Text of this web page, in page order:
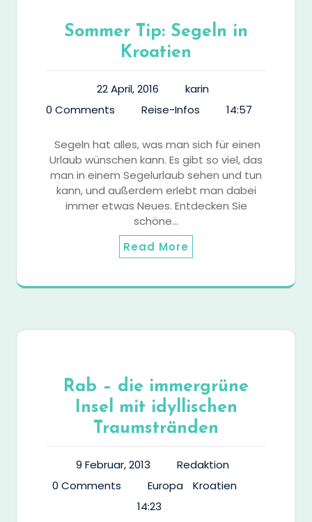
Sommer Tip: Segeln in
Kroatien
22 April, 2016
karin
0 Comments
Reise-Infos 14:57
Segeln hat alles, was man sich für einen
Urlaub wünschen kann. Es gibt so viel, das
man in einem Segelurlaub sehen und tun
kann, und außerdem erlebt man dabei
immer etwas Neues. Entdecken Sie
schöne…
Read More
Rab – die immergrüne
Insel mit idyllischen
Traumstränden
9 Februar, 2013
Redaktion
0 Comments
Europa
Kroatien
14:23